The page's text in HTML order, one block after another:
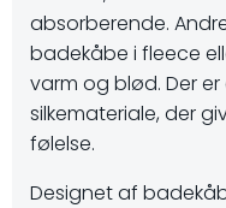
absorberende.
badekåbe i fleece
varm og blød. Der
silkemateriale, der
følelse.
Designet af